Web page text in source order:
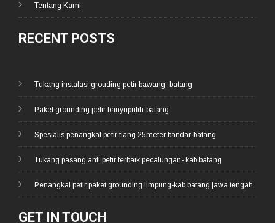
Tentang Kami
RECENT POSTS
Tukang instalasi grouding petir bawang- batang
Paket grounding petir banyuputih-batang
Spesialis penangkal petir tiang 25meter bandar-batang
Tukang pasang anti petir terbaik pecalungan- kab batang
Penangkal petir paket grounding limpung-kab batang jawa tengah
GET IN TOUCH